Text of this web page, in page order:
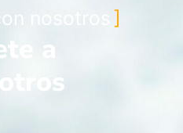
nosotros
a